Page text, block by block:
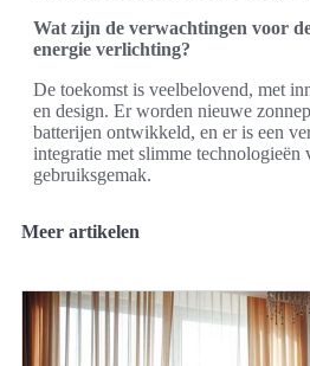
Wat zijn de verwachtingen voor
energie verlichting?
De toekomst is veelbelovend, met
en design. Er worden nieuwe
batterijen ontwikkeld, en er is een
integratie met slimme technologieën
gebruiksgemak.
Meer artikelen